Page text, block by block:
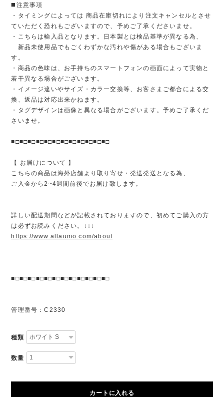
◼️注意事項
・タイミングによっては 商品在庫切れにより注文キャンセルとさせ
ていただく恐れもございますので、予めご了承くださいませ。
・こちらは輸入品となります。日本製とは検品基準が異なる為、
新品未使用品でもごくわずかな汚れや傷がある場合もございま
す。
・商品の色味は、お手持ちのスマートフォンの画面によって実物と
若干異なる場合がございます。
・イメージ違いやサイズ・カラー交換等、お客さまご都合による交
換、返品は対応出来かねます。
・タグデザインは画像と異なる場合がございます。予めご了承くだ
さいませ。
■□■□■□■□■□■□■□■□■□■□■□■□
【 お届けについて 】
こちらの商品は海外店舗より取り寄せ・発送発送となる為、
ご入金から2~4週間前後でお届け致します。
詳しい配送期間などが記載されておりますので、初めてご購入の方
は必ずお読みください。↓↓↓
https://www.allaumo.com/about
■□■□■□■□■□■□■□■□■□■□■□■□
管理番号：C2330
種類
数量
カートに入れる